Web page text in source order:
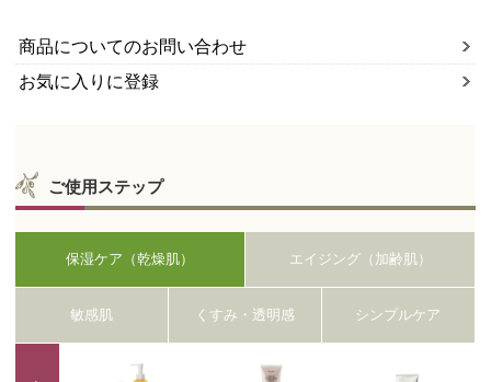
商品についてのお問い合わせ
お気に入りに登録